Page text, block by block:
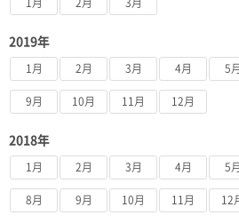
1月 2月 3月
2019年
1月 2月 3月 4月 5月
9月 10月 11月 12月
2018年
1月 2月 3月 4月 5月
8月 9月 10月 11月 12